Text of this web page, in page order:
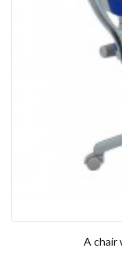
A chair